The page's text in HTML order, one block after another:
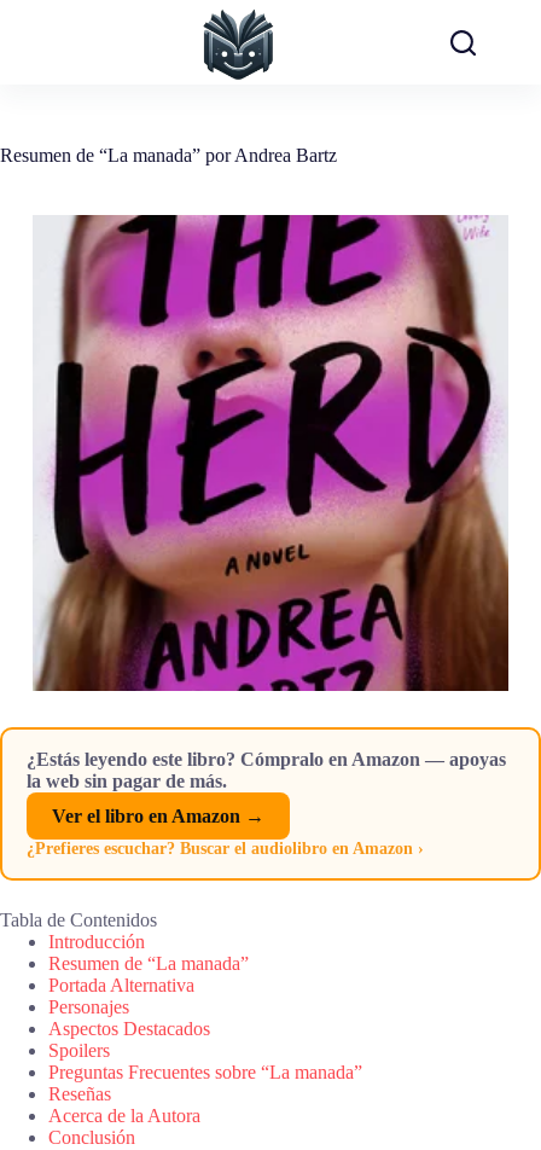
Resumen de “La manada” por Andrea Bartz
¿Estás leyendo este libro? Cómpralo en Amazon — apoyas
la web sin pagar de más.
Ver el libro en Amazon →
¿Prefieres escuchar? Buscar el audiolibro en Amazon ›
Tabla de Contenidos
Introducción
Resumen de “La manada”
Portada Alternativa
Personajes
Aspectos Destacados
Spoilers
Preguntas Frecuentes sobre “La manada”
Reseñas
Acerca de la Autora
Conclusión